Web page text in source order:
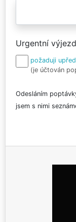
Urgentní výjezd
požaduji
(je účtován
Odesláním
jsem s nimi